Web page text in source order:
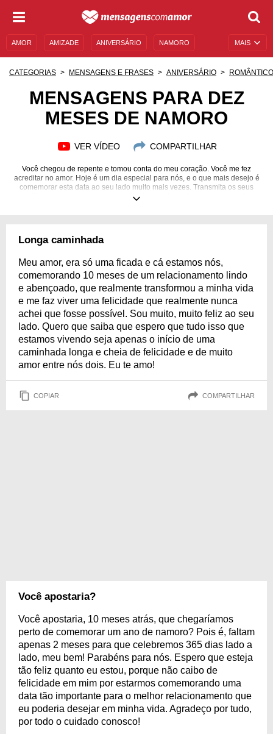
MAIS
AMOR AMIZADE ANIVERSÁRIO NAMORO
MENSAGENS E FRASES MENSAGENS DE ANIVERSÁRIO
CATEGORIAS MENSAGENS E FRASES ANIVERSÁRIO ROMÂNTICO
MENSAGENS PARA DEZ
MESES DE NAMORO
VER VÍDEO COMPARTILHAR
Você chegou de repente e tomou conta do meu coração. Você me fez
acreditar no amor. Hoje é um dia especial para nós, e o que mais desejo é
comemorar esta data ao seu lado muito mais vezes. Transmita os seus
sentimentos pela pessoa que está ao seu lado em todos os momentos.
Longa caminhada
Meu amor, era só uma ficada e cá estamos nós,
comemorando 10 meses de um relacionamento lindo
e abençoado, que realmente transformou a minha vida
e me faz viver uma felicidade que realmente nunca
achei que fosse possível. Sou muito, muito feliz ao seu
lado. Quero que saiba que espero que tudo isso que
estamos vivendo seja apenas o início de uma
caminhada longa e cheia de felicidade e de muito
amor entre nós dois. Eu te amo!
COPIAR COMPARTILHAR
Você apostaria?
Você apostaria, 10 meses atrás, que chegaríamos
perto de comemorar um ano de namoro? Pois é, faltam
apenas 2 meses para que celebremos 365 dias lado a
lado, meu bem! Parabéns para nós. Espero que esteja
tão feliz quanto eu estou, porque não caibo de
felicidade em mim por estarmos comemorando uma
data tão importante para o melhor relacionamento que
eu poderia desejar em minha vida. Agradeço por tudo,
por todo o cuidado conosco!